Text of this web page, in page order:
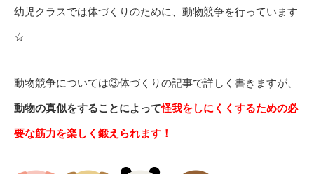
幼児クラスでは体づくりのために、動物競争を行っています
☆
動物競争については③体づくりの記事で詳しく書きますが、
動物の真似をすることによって怪我をしにくくするための必
要な筋力を楽しく鍛えられます！